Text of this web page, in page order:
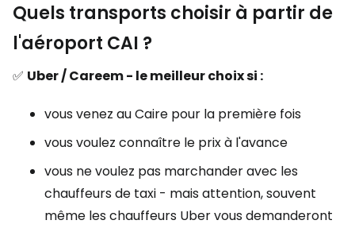
Quels transports choisir à partir de
l'aéroport CAI ?
✅ Uber / Careem - le meilleur choix si :
vous venez au Caire pour la première fois
vous voulez connaître le prix à l'avance
vous ne voulez pas marchander avec les
chauffeurs de taxi - mais attention, souvent
même les chauffeurs Uber vous demanderont